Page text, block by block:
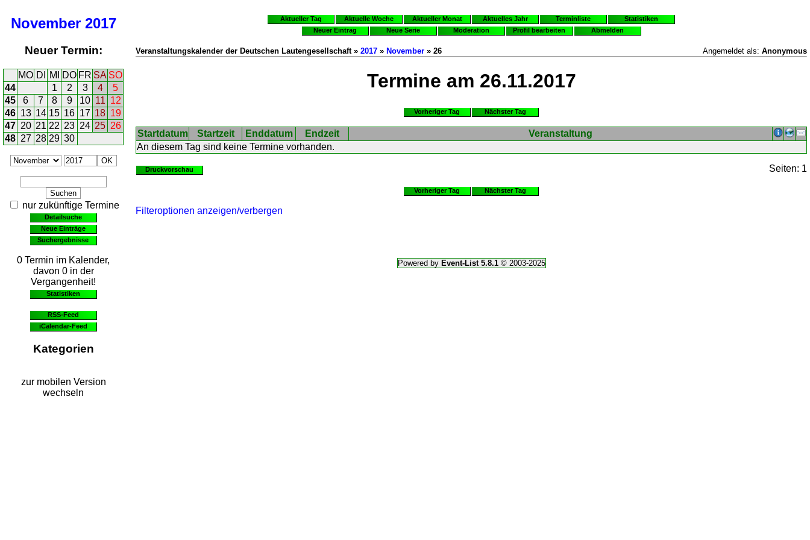
November 2017
Neuer Termin:
MO DI MI DO FR SA SO
44
1 2 3 4
5
45
6 7 8 9 10 11 12
46 13 14 15 16 17 18 19
47 20 21 22 23 24 25 26
48 27 28 29 30
nur zukünftige Termine
Detailsuche
Neue Einträge
Suchergebnisse
0 Termin im Kalender,
davon 0 in der
Vergangenheit!
Statistiken
RSS-Feed
iCalendar-Feed
Kategorien
zur mobilen Version
wechseln
Aktueller Tag Aktuelle Woche Aktueller Monat Aktuelles Jahr Terminliste
Statistiken
Neuer Eintrag
Neue Serie Moderation Profil bearbeiten Abmelden
Veranstaltungskalender der Deutschen Lautengesellschaft » 2017 » November » 26 Angemeldet als: Anonymous
Termine am 26.11.2017
Vorheriger Tag Nächster Tag
Startdatum Startzeit Enddatum Endzeit
Veranstaltung
An diesem Tag sind keine Termine vorhanden.
Druckvorschau Seiten: 1
Vorheriger Tag Nächster Tag
Filteroptionen anzeigen/verbergen
Powered by Event-List 5.8.1© 2003-2025